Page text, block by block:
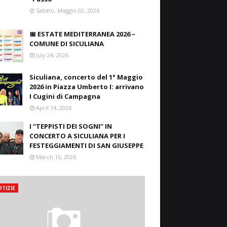
Sabato, Maggio 02, 2026
📅 ESTATE MEDITERRANEA 2026 –
COMUNE DI SICULIANA
July 24, 2026
Siculiana, concerto del 1° Maggio
2026 in Piazza Umberto I: arrivano
I Cugini di Campagna
April 14, 2026
I “TEPPISTI DEI SOGNI” IN
CONCERTO A SICULIANA PER I
FESTEGGIAMENTI DI SAN GIUSEPPE
March 16, 2026